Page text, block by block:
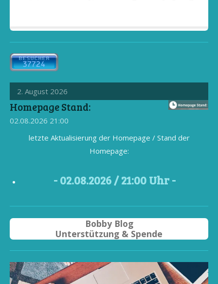
2. August 2026
Homepage Stand:
02.08.2026 21:00
letzte Aktualisierung der Homepage / Stand der
Homepage:
- 02.08.2026 / 21:00 Uhr -
Bobby Blog
Unterstützung & Spende